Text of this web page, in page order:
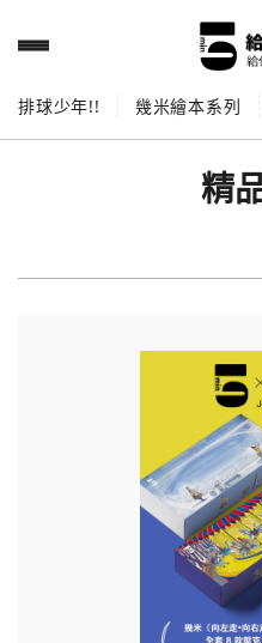
排球少年!! 幾米繪本系列
精